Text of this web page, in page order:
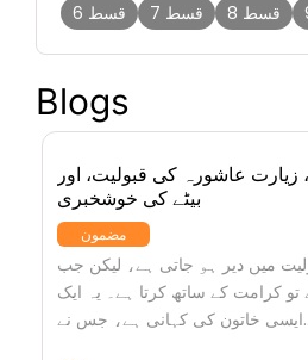
Blogs
زیارت عاشورہ کی قبولیت، اور
بیٹے کی خوشخبری
مضمون
میں دیر ہو جاتی ہے، لیکن جب
تو کرامت کے ساتھ کرتا ہے۔ یہ ایک
جس نے...
قسط 6
قسط 7 قسط 8